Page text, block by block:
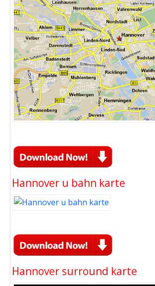
Hannover u bahn karte
Hannover surround karte